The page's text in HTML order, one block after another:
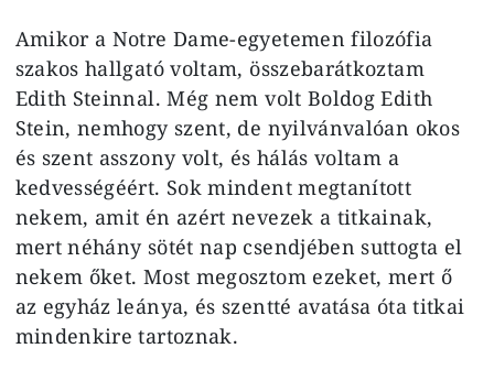
Amikor a Notre Dame-egyetemen filozófia
szakos hallgató voltam, összebarátkoztam
Edith Steinnal. Még nem volt Boldog Edith
Stein, nemhogy szent, de nyilvánvalóan okos
és szent asszony volt, és hálás voltam a
kedvességéért. Sok mindent megtanított
nekem, amit én azért nevezek a titkainak,
mert néhány sötét nap csendjében suttogta el
nekem őket. Most megosztom ezeket, mert ő
az egyház leánya, és szentté avatása óta titkai
mindenkire tartoznak.